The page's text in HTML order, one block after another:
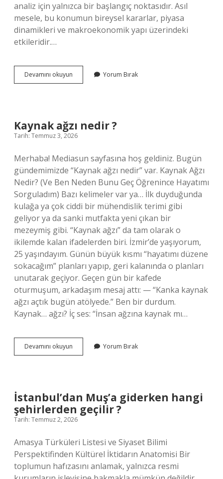
analiz için yalnızca bir başlangıç noktasıdır. Asıl
mesele, bu konumun bireysel kararlar, piyasa
dinamikleri ve makroekonomik yapı üzerindeki
etkileridir.…
Devamını okuyun
Üniversitesi
Yorum Bırak
Kaynak ağzı nedir ?
Tarih: Temmuz 3, 2026
Merhaba! Mediasun sayfasına hoş geldiniz. Bugün
gündemimizde “Kaynak ağzı nedir” var. Kaynak Ağzı
Nedir? (Ve Ben Neden Bunu Geç Öğrenince Hayatımı
Sorguladım) Bazı kelimeler var ya… İlk duyduğunda
kulağa ya çok ciddi bir mühendislik terimi gibi
geliyor ya da sanki mutfakta yeni çıkan bir
mezeymiş gibi. “Kaynak ağzı” da tam olarak o
ikilemde kalan ifadelerden biri. İzmir’de yaşıyorum,
25 yaşındayım. Günün büyük kısmı “hayatımı düzene
sokacağım” planları yapıp, geri kalanında o planları
unutarak geçiyor. Geçen gün bir kafede
oturmuşum, arkadaşım mesaj attı: — “Kanka kaynak
ağzı açtık bugün atölyede.” Ben bir durdum.
Kaynak… ağzı? İç ses: “İnsan ağzına kaynak mı…
Devamını okuyun
ağzı
Yorum Bırak
İstanbul’dan Muş’a giderken hangi
şehirlerden geçilir ?
Tarih: Temmuz 2, 2026
Amasya Türküleri Listesi ve Siyaset Bilimi
Perspektifinden Kültürel İktidarın Anatomisi Bir
toplumun hafızasını anlamak, yalnızca resmi